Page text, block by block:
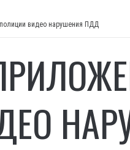
видео нарушения ПДД